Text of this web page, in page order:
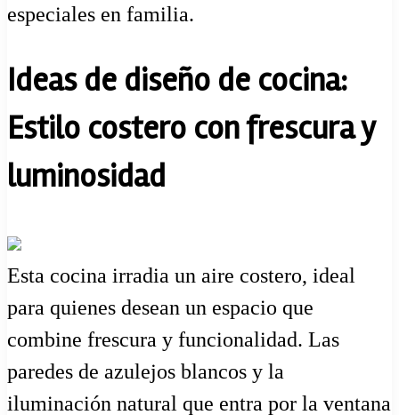
especiales en familia.
Ideas de diseño de cocina:
Estilo costero con frescura y
luminosidad
Esta cocina irradia un aire costero, ideal
para quienes desean un espacio que
combine frescura y funcionalidad. Las
paredes de azulejos blancos y la
iluminación natural que entra por la ventana